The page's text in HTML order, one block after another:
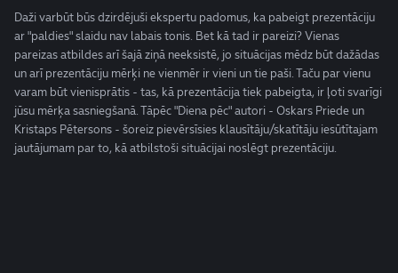
Daži varbūt būs dzirdējuši ekspertu padomus, ka pabeigt prezentāciju
ar "paldies" slaidu nav labais tonis. Bet kā tad ir pareizi? Vienas
pareizas atbildes arī šajā ziņā neeksistē, jo situācijas mēdz būt dažādas
un arī prezentāciju mērķi ne vienmēr ir vieni un tie paši. Taču par vienu
varam būt vienisprātis - tas, kā prezentācija tiek pabeigta, ir ļoti svarīgi
jūsu mērķa sasniegšanā. Tāpēc "Diena pēc" autori - Oskars Priede un
Kristaps Pētersons - šoreiz pievērsīsies klausītāju/skatītāju iesūtītajam
jautājumam par to, kā atbilstoši situācijai noslēgt prezentāciju.